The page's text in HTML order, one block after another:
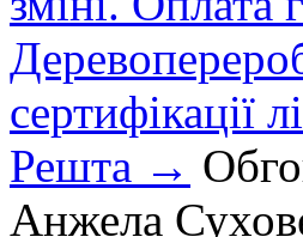
сертифікації
Решта →
Анжела